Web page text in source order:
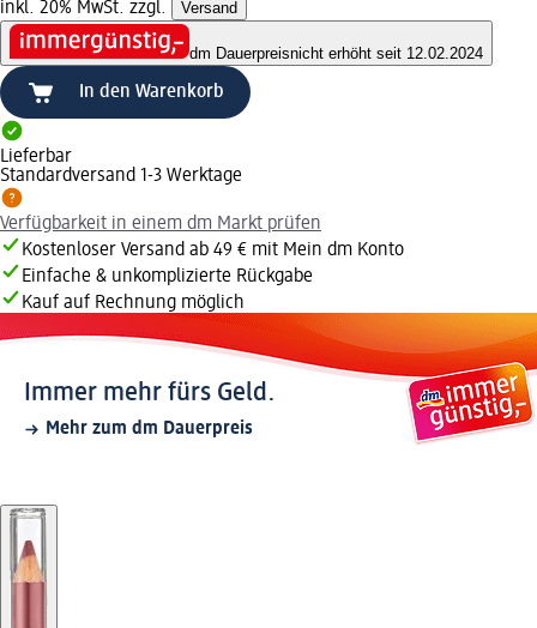
inkl. 20% MwSt. zzgl. Versand
dm Dauerpreisnicht erhöht seit 12.02.2024
In den Warenkorb
Lieferbar
Standardversand 1-3 Werktage
Verfügbarkeit in einem dm Markt prüfen
Kostenloser Versand ab 49 € mit Mein dm Konto
Einfache & unkomplizierte Rückgabe
Kauf auf Rechnung möglich
Immer mehr fürs Geld.
Mehr zum dm Dauerpreis